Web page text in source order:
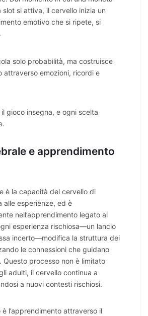
si attiva, il cervello inizia un
emotivo che si ripete, si
solo probabilità, ma costruisce
attraverso emozioni, ricordi e
gioco insegna, e ogni scelta
e apprendimento
è la capacità del cervello di
alle esperienze, ed è
nell’apprendimento legato al
esperienza rischiosa—un lancio
incerto—modifica la struttura dei
le connessioni che guidano
processo non è limitato
adulti, il cervello continua a
a nuovi contesti rischiosi.
l’apprendimento attraverso il